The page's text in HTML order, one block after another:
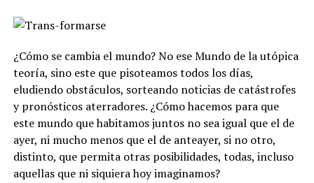
¿Cómo se cambia el mundo? No ese Mundo de la utópica
teoría, sino este que pisoteamos todos los días,
eludiendo obstáculos, sorteando noticias de catástrofes
y pronósticos aterradores. ¿Cómo hacemos para que
este mundo que habitamos juntos no sea igual que el de
ayer, ni mucho menos que el de anteayer, si no otro,
distinto, que permita otras posibilidades, todas, incluso
aquellas que ni siquiera hoy imaginamos?